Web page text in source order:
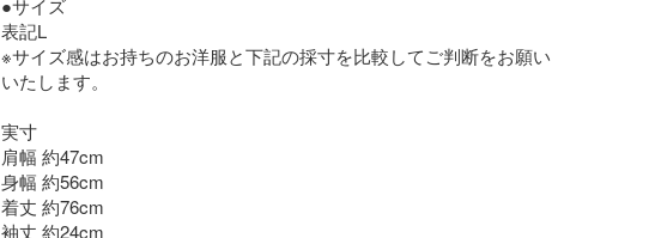
●サイズ
表記L
※サイズ感はお持ちのお洋服と下記の採寸を比較してご判断をお願い
いたします。
実寸
肩幅 約47cm
身幅 約56cm
着丈 約76cm
袖丈 約24cm